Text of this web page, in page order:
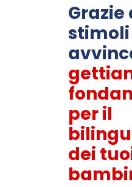
Grazie
stimoli
per il
dei